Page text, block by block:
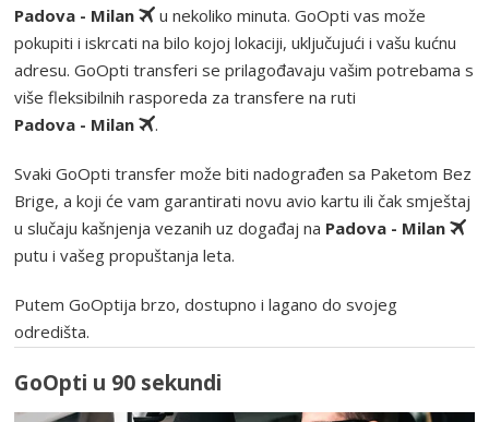
Padova - Milan
u nekoliko minuta. GoOpti vas može
pokupiti i iskrcati na bilo kojoj lokaciji, uključujući i vašu kućnu
adresu. GoOpti transferi se prilagođavaju vašim potrebama s
više fleksibilnih rasporeda za transfere na ruti
Padova - Milan
.
Svaki GoOpti transfer može biti nadograđen sa Paketom Bez
Brige, a koji će vam garantirati novu avio kartu ili čak smještaj
u slučaju kašnjenja vezanih uz događaj na Padova - Milan
putu i vašeg propuštanja leta.
Putem GoOptija brzo, dostupno i lagano do svojeg
odredišta.
GoOpti u 90 sekundi